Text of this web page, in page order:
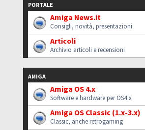
PORTALE
Amiga News.it
Consigli, novità, presentazioni
Articoli
Archivio articoli e recensioni
AMIGA
Amiga OS 4.x
Software e hardware per OS4.x
Amiga OS Classic (1.x-3.x)
Classic, anche retrogaming